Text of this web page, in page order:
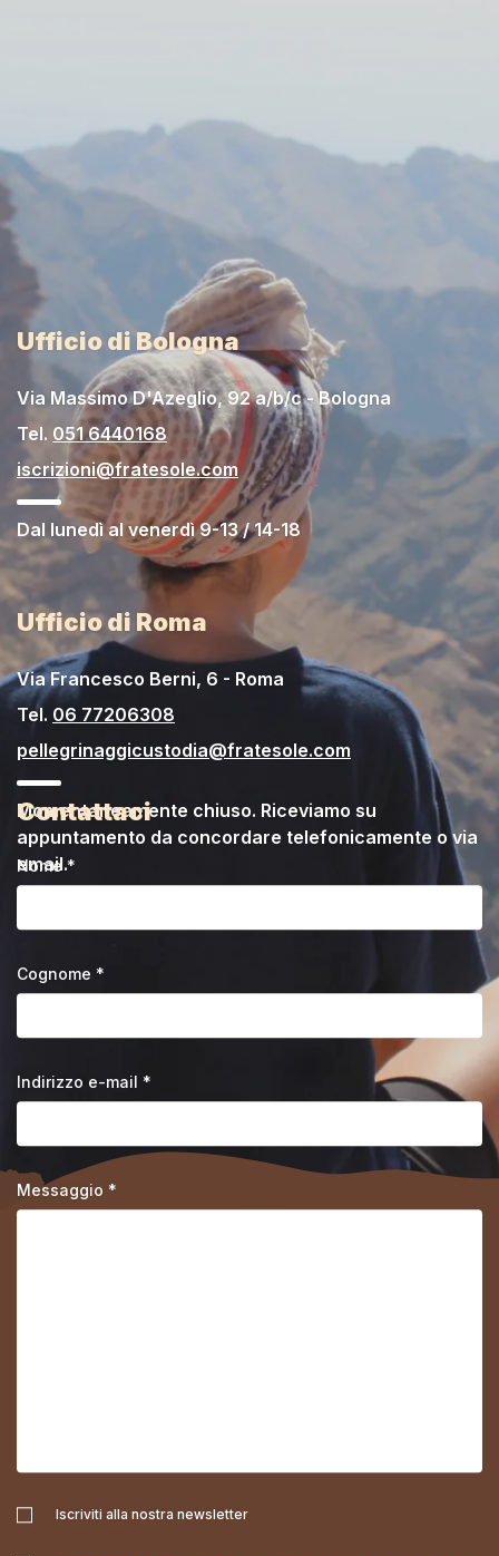
Ufficio di Bologna
Via Massimo D'Azeglio, 92 a/b/c - Bologna
Tel. 051 6440168
iscrizioni@fratesole.com
Dal lunedì al venerdì 9-13 / 14-18
Ufficio di Roma
Via Francesco Berni, 6 - Roma
Tel. 06 77206308
pellegrinaggicustodia@fratesole.com
Momentaneamente chiuso. Riceviamo su
appuntamento da concordare telefonicamente o via
email.
Contattaci
Nome *
Cognome *
Indirizzo e-mail *
Messaggio *
Iscriviti alla nostra newsletter